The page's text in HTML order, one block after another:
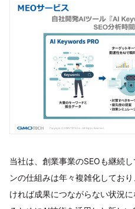
当社は、創業事業のSEOも継続
ンの仕組みは年々複雑化してお
ければ成果につながらない状況